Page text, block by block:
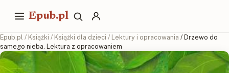
Epub.pl
Epub.pl / Książki / Książki dla dzieci / Lektury i opracowania / Drzewo do
samego nieba. Lektura z opracowaniem